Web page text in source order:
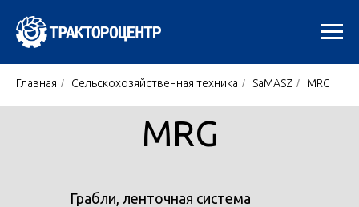
Главная / Сельскохозяйственная техника / SaMASZ / MRG
MRG
Грабли, ленточная система